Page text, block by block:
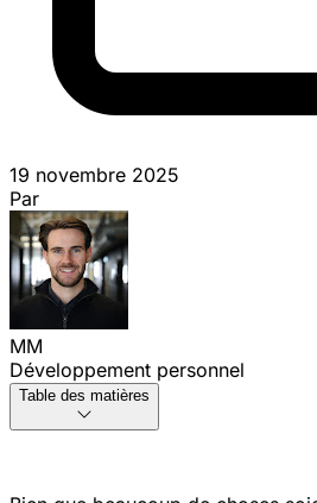
19 novembre 2025
Par
MM
Développement personnel
Table des matières